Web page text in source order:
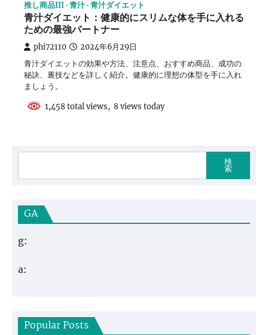
推し商品III 青汁 青汁ダイエット
青汁ダイエット：健康的にスリムな体を手に入れる
ための最強パートナー
phi72110 2024年6月29日
青汁ダイエットの効果や方法、注意点、おすすめ商品、成功の
秘訣、裏技などを詳しく紹介。健康的に理想の体型を手に入れ
ましょう。
1,458 total views, 8 views today
検
索
GA
g:
a:
Popular Posts